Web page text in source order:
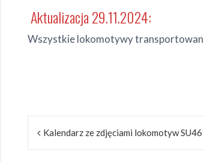
Aktualizacja 29.11.2024:
Wszystkie lokomotywy
Nawigacja
wpisu
Kalendarz ze zdjęciami lokomotyw